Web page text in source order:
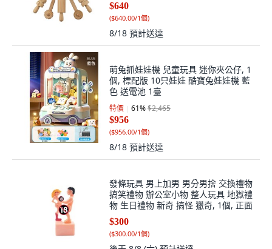
$640
($640.00/1個)
8/18 預計送達
萌兔抓娃娃機 兒童玩具 迷你夾公仔, 1
個, 標配版 10只娃娃 酷寶兔娃娃機 藍
色 送電池 1臺
特價 61%$2,465
$956
($956.00/1個)
8/18 預計送達
發條玩具 男上加男 男分男捨 交換禮物
搞笑禮物 辦公室小物 整人玩具 地獄禮
物 生日禮物 新奇 搞怪 獵奇, 1個, 正面
$300
($300.00/1個)